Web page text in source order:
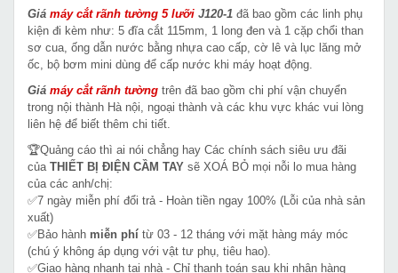
Giá máy cắt rãnh tường 5 lưỡi J120-1 đã bao gồm các linh phụ
kiện đi kèm như: 5 đĩa cắt 115mm, 1 long đen và 1 cặp chổi than
sơ cua, ống dẫn nước bằng nhựa cao cấp, cờ lê và lục lăng mở
ốc, bộ bơm mini dùng để cấp nước khi máy hoạt động.
Giá máy cắt rãnh tường trên đã bao gồm chi phí vận chuyển
trong nội thành Hà nội, ngoại thành và các khu vực khác vui lòng
liên hệ để biết thêm chi tiết.
🏆Quảng cáo thì ai nói chẳng hay Các chính sách siêu ưu đãi
của THIẾT BỊ ĐIỆN CẦM TAY sẽ XOÁ BỎ mọi nỗi lo mua hàng
của các anh/chị:
✅7 ngày miễn phí đổi trả - Hoàn tiền ngay 100% (Lỗi của nhà sản
xuất)
✅Bảo hành miễn phí từ 03 - 12 tháng với mặt hàng máy móc
(chú ý không áp dụng với vật tư phụ, tiêu hao).
✅Giao hàng nhanh tại nhà - Chỉ thanh toán sau khi nhận hàng